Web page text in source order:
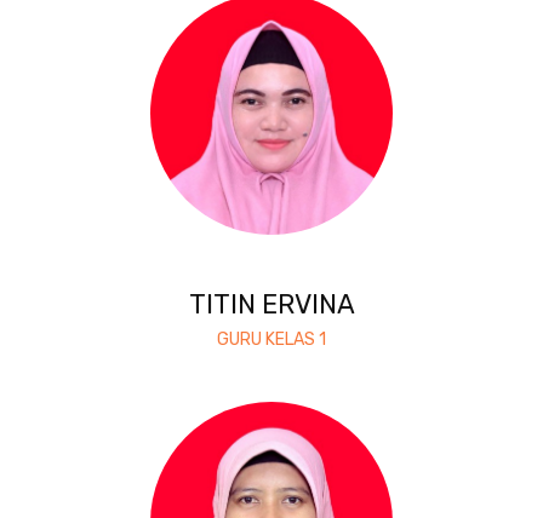
TITIN ERVINA
GURU KELAS 1